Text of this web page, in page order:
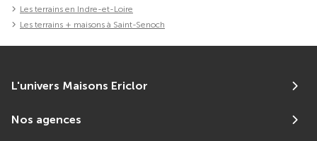
Les terrains en Indre-et-Loire
Les terrains + maisons à Saint-Senoch
L'univers Maisons Ericlor
Nos agences